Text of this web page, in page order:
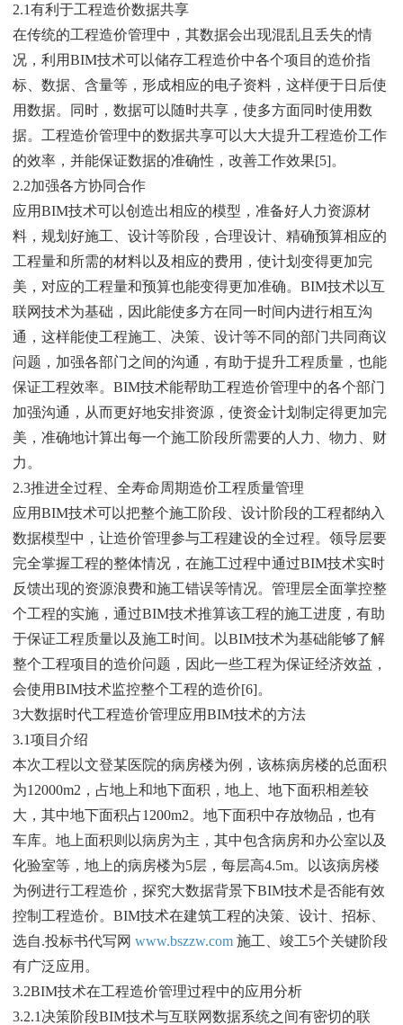
2.1有利于工程造价数据共享
在传统的工程造价管理中，其数据会出现混乱且丢失的情
况，利用BIM技术可以储存工程造价中各个项目的造价指
标、数据、含量等，形成相应的电子资料，这样便于日后使
用数据。同时，数据可以随时共享，使多方面同时使用数
据。工程造价管理中的数据共享可以大大提升工程造价工作
的效率，并能保证数据的准确性，改善工作效果[5]。
2.2加强各方协同合作
应用BIM技术可以创造出相应的模型，准备好人力资源材
料，规划好施工、设计等阶段，合理设计、精确预算相应的
工程量和所需的材料以及相应的费用，使计划变得更加完
美，对应的工程量和预算也能变得更加准确。BIM技术以互
联网技术为基础，因此能使多方在同一时间内进行相互沟
通，这样能使工程施工、决策、设计等不同的部门共同商议
问题，加强各部门之间的沟通，有助于提升工程质量，也能
保证工程效率。BIM技术能帮助工程造价管理中的各个部门
加强沟通，从而更好地安排资源，使资金计划制定得更加完
美，准确地计算出每一个施工阶段所需要的人力、物力、财
力。
2.3推进全过程、全寿命周期造价工程质量管理
应用BIM技术可以把整个施工阶段、设计阶段的工程都纳入
数据模型中，让造价管理参与工程建设的全过程。领导层要
完全掌握工程的整体情况，在施工过程中通过BIM技术实时
反馈出现的资源浪费和施工错误等情况。管理层全面掌控整
个工程的实施，通过BIM技术推算该工程的施工进度，有助
于保证工程质量以及施工时间。以BIM技术为基础能够了解
整个工程项目的造价问题，因此一些工程为保证经济效益，
会使用BIM技术监控整个工程的造价[6]。
3大数据时代工程造价管理应用BIM技术的方法
3.1项目介绍
本次工程以文登某医院的病房楼为例，该栋病房楼的总面积
为12000m2，占地上和地下面积，地上、地下面积相差较
大，其中地下面积占1200m2。地下面积中存放物品，也有
车库。地上面积则以病房为主，其中包含病房和办公室以及
化验室等，地上的病房楼为5层，每层高4.5m。以该病房楼
为例进行工程造价，探究大数据背景下BIM技术是否能有效
控制工程造价。BIM技术在建筑工程的决策、设计、招标、
选自.投标书代写网www.bszzw.com 施工、竣工5个关键阶段
有广泛应用。
3.2BIM技术在工程造价管理过程中的应用分析
3.2.1决策阶段BIM技术与互联网数据系统之间有密切的联